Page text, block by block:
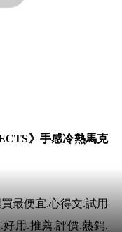
》手感冷熱馬克
最便宜.心得文.試用
用.推薦.評價.熱銷.